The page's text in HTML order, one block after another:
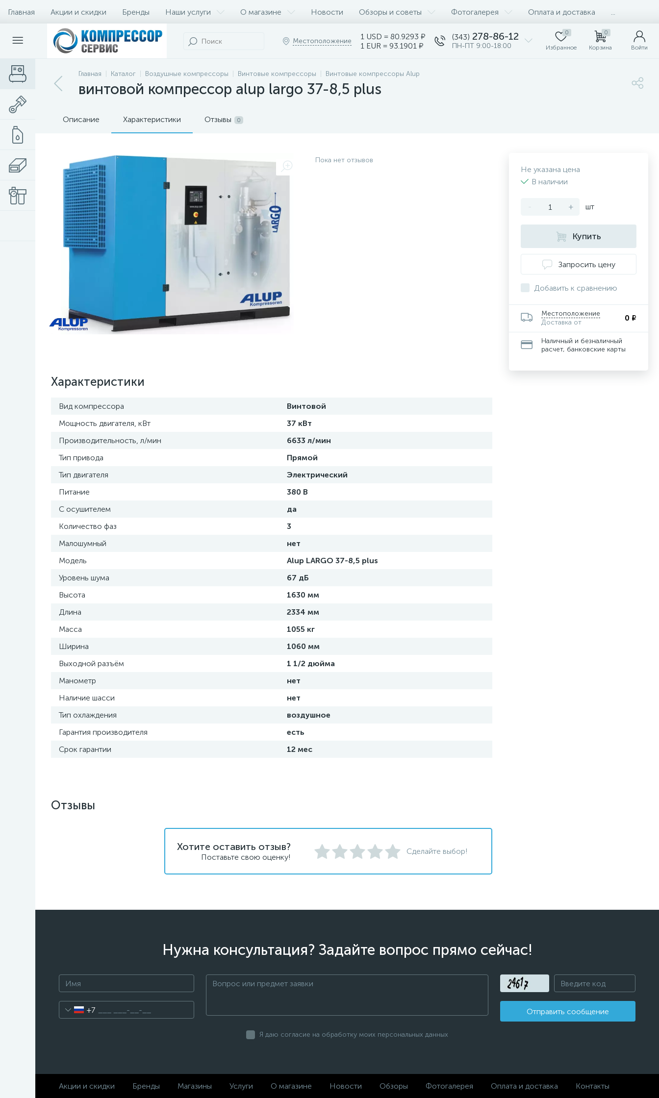
Главная Акции и скидки Бренды Наши услуги О магазине Новости Обзоры и советы Фотогалерея Оплата и доставка
Местоположение
1 USD = 80.9293 ₽
1 EUR = 93.1901 ₽
(343) 278-86-12
ПН-ПТ 9:00-18:00
0
Избранное
0
Корзина Войти
Главная Каталог Воздушные компрессоры Винтовые компрессоры Винтовые компрессоры Alup
винтовой компрессор alup largo 37-8,5 plus
Описание Характеристики Отзывы 0
Пока нет отзывов
Характеристики
Вид компрессора
Винтовой
Мощность двигателя, кВт
37 кВт
Производительность, л/мин
6633 л/мин
Тип привода
Прямой
Тип двигателя
Электрический
Питание
380 В
С осушителем
да
Количество фаз
3
Малошумный
нет
Модель
Alup LARGO 37-8,5 plus
Уровень шума
67 дБ
Высота
1630 мм
Длина
2334 мм
Масса
1055 кг
Ширина
1060 мм
Выходной разъём
1 1/2 дюйма
Манометр
нет
Наличие шасси
нет
Тип охлаждения
воздушное
Гарантия производителя
есть
Срок гарантии
12 мес
Не указана цена
В наличии
- + шт
Купить
Запросить цену
Добавить к сравнению
Местоположение
Доставка от
0 ₽
Наличный и безналичный
расчет, банковские карты
Отзывы
Хотите оставить отзыв?
Поставьте свою оценку!
Сделайте выбор!
Нужна консультация? Задайте вопрос прямо сейчас!
+7 Отправить сообщение
Я даю согласие на обработку моих персональных данных
Акции и скидки Бренды Магазины Услуги О магазине Новости Обзоры Фотогалерея Оплата и доставка Контакты